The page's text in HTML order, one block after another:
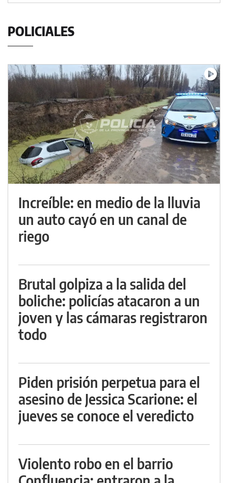
POLICIALES
Increíble: en medio de la lluvia
un auto cayó en un canal de
riego
Brutal golpiza a la salida del
boliche: policías atacaron a un
joven y las cámaras registraron
todo
Piden prisión perpetua para el
asesino de Jessica Scarione: el
jueves se conoce el veredicto
Violento robo en el barrio